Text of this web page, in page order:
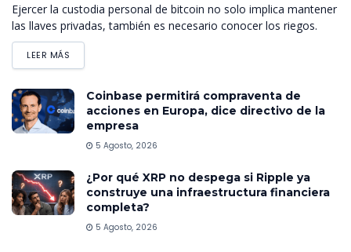
Ejercer la custodia personal de bitcoin no solo implica mantener
las llaves privadas, también es necesario conocer los riegos.
LEER MÁS
Coinbase permitirá compraventa de
acciones en Europa, dice directivo de la
empresa
5 Agosto, 2026
¿Por qué XRP no despega si Ripple ya
construye una infraestructura financiera
completa?
5 Agosto, 2026